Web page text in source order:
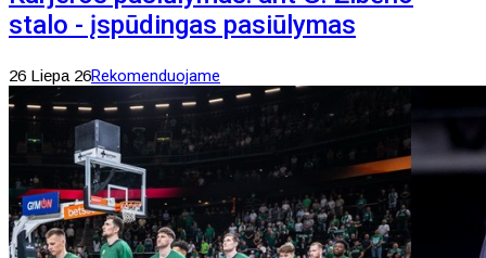
stalo - įspūdingas pasiūlymas
26 Liepa 26Rekomenduojame